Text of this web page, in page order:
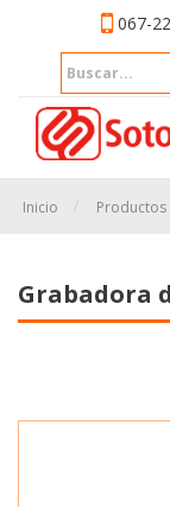
067-
Inicio Productos
Grabadora